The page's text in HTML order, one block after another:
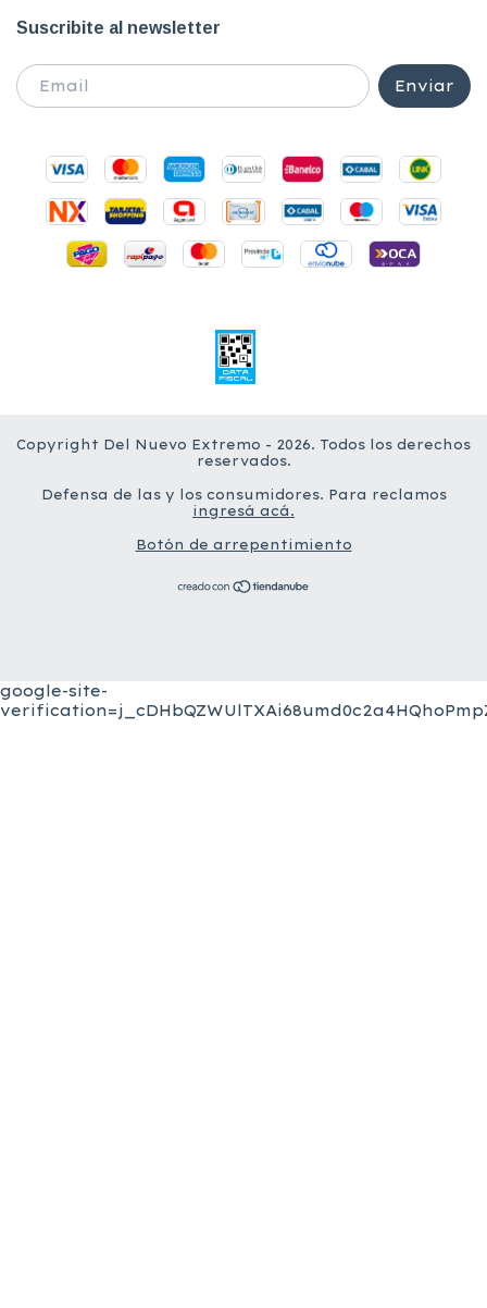
Suscribite al newsletter
Copyright Del Nuevo Extremo - 2026. Todos los derechos
reservados.
Defensa de las y los consumidores. Para reclamos
ingresá acá.
Botón de arrepentimiento
google-site-